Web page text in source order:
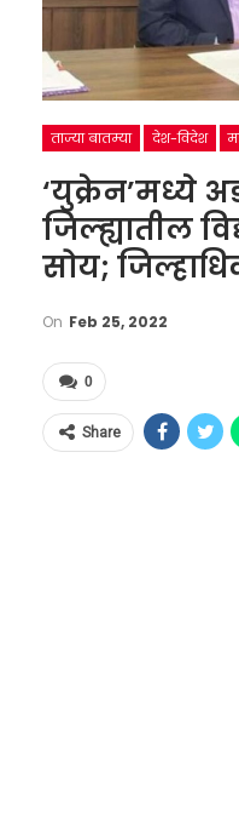
ताज्या बातम्या देश-विदेश
‘युक्रेन’मध्ये
जिल्ह्यातील
सोय;
On Feb 25, 2022
0
Share